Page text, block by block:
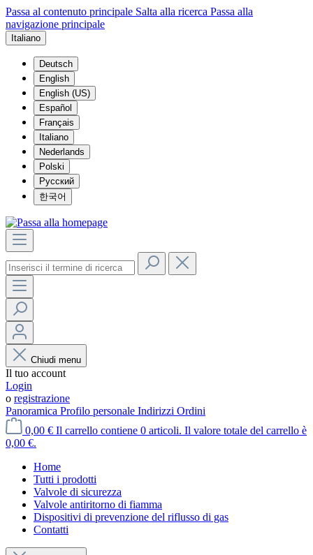
Passa al contenuto principale Salta alla ricerca Passa alla
navigazione principale
Italiano
Deutsch
English
English (US)
Español
Français
Italiano
Nederlands
Polski
Русский
한국어
Chiudi menu
Il tuo account
Login
o registrazione
Panoramica Profilo personale Indirizzi Ordini
0,00 € Il carrello contiene 0 articoli. Il valore totale del carrello è
0,00 €.
Home
Tutti i prodotti
Valvole di sicurezza
Valvole antiritorno di fiamma
Dispositivi di prevenzione del riflusso di gas
Contatti